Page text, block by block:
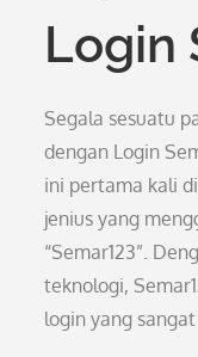
Login
Segala sesuatu
dengan Login
ini pertama kali
jenius yang
“Semar123”.
teknologi,
login yang